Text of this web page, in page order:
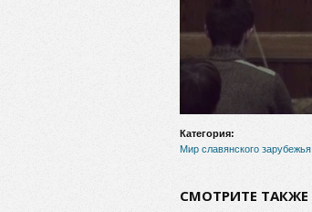
Категория:
Мир славянского зарубежья
СМОТРИТЕ ТАКЖЕ